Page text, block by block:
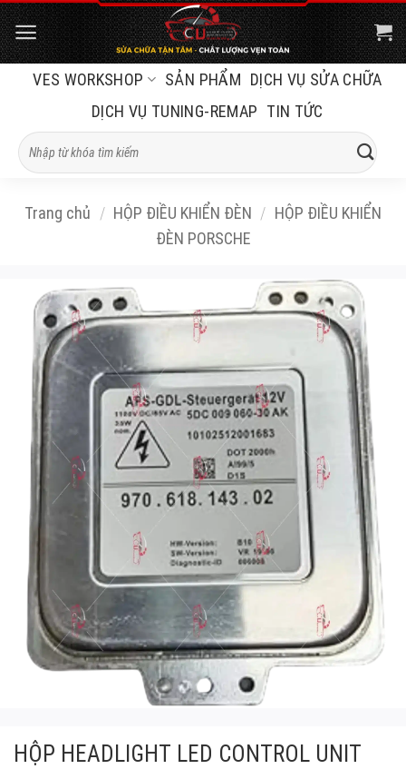
Bỏ
qua
nội
VES WORKSHOP SẢN PHẨM DỊCH VỤ SỬA CHỮA
DỊCH VỤ TUNING-REMAP TIN TỨC
Tìm
kiếm:
Trang chủ / HỘP ĐIỀU KHIỂN ĐÈN / HỘP ĐIỀU KHIỂN
ĐÈN PORSCHE
HỘP HEADLIGHT LED CONTROL UNIT